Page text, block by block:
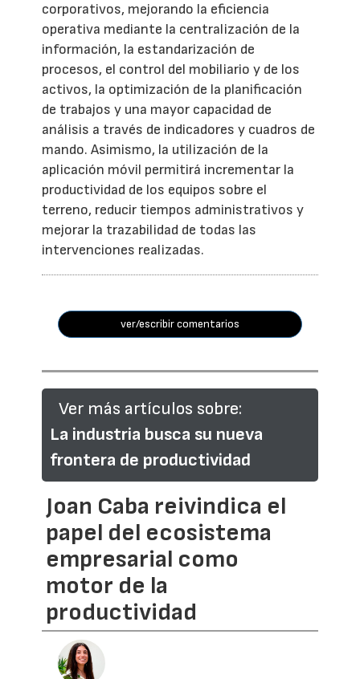
corporativos, mejorando la eficiencia
operativa mediante la centralización de la
información, la estandarización de
procesos, el control del mobiliario y de los
activos, la optimización de la planificación
de trabajos y una mayor capacidad de
análisis a través de indicadores y cuadros de
mando. Asimismo, la utilización de la
aplicación móvil permitirá incrementar la
productividad de los equipos sobre el
terreno, reducir tiempos administrativos y
mejorar la trazabilidad de todas las
intervenciones realizadas.
ver/escribir comentarios
Ver más artículos sobre:
La industria busca su nueva
frontera de productividad
Joan Caba reivindica el
papel del ecosistema
empresarial como
motor de la
productividad